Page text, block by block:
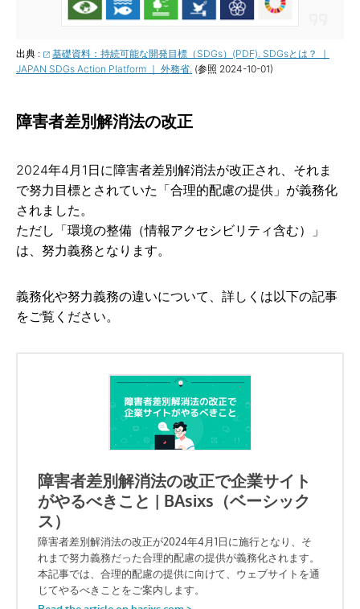
出典 :
基礎資料：持続可能な開発目標（SDGs）(PDF). SDGsとは？ ｜
JAPAN SDGs Action Platform ｜ 外務省. (参照 2024-10-01)
障害者差別解消法の改正
2024年4月1日に障害者差別解消法が改正され、それま
で努力目標とされていた「合理的配慮の提供」が義務化
されました。
ただし「環境の整備（情報アクセシビリティ含む）」
は、努力義務となります。
義務化や努力義務の違いについて、詳しくは以下の記事
をご覧ください。